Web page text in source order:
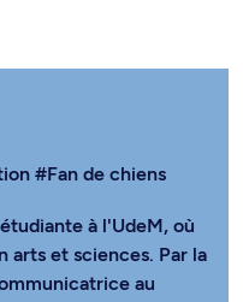
#Fan de chiens
à l'UdeM, où
arts et sciences. Par la
au